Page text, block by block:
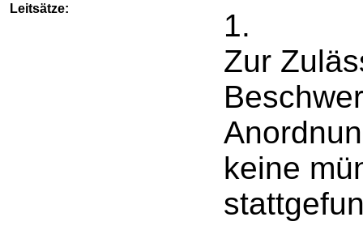
Leitsätze:
1.
Zur
keine